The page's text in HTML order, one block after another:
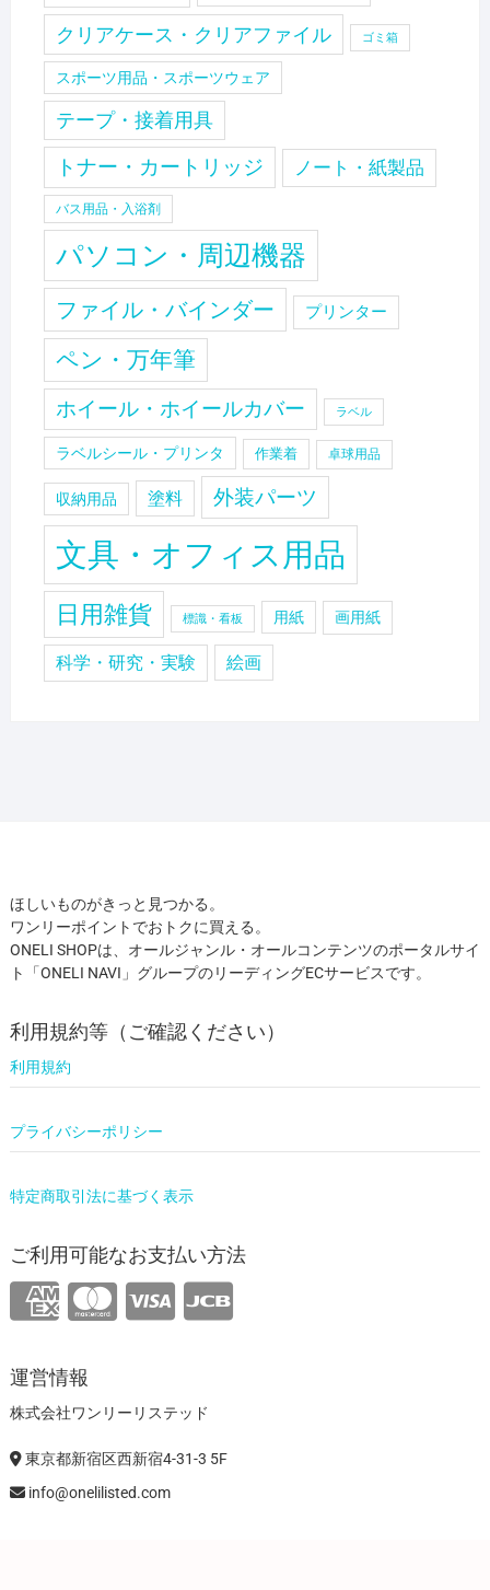
クリアケース・クリアファイル ゴミ箱
スポーツ用品・スポーツウェア
テープ・接着用具
トナー・カートリッジ ノート・紙製品
バス用品・入浴剤
パソコン・周辺機器
ファイル・バインダー プリンター
ペン・万年筆
ホイール・ホイールカバー ラベル
ラベルシール・プリンタ 作業着 卓球用品
収納用品 塗料 外装パーツ
文具・オフィス用品
日用雑貨 標識・看板 用紙 画用紙
科学・研究・実験 絵画
ほしいものがきっと見つかる。
ワンリーポイントでおトクに買える。
ONELI SHOPは、オールジャンル・オールコンテンツのポータルサイ
ト「ONELI NAVI」グループのリーディングECサービスです。
利用規約等（ご確認ください）
利用規約
プライバシーポリシー
特定商取引法に基づく表示
ご利用可能なお支払い方法
運営情報
株式会社ワンリーリステッド
東京都新宿区西新宿4-31-3 5F
info@onelilisted.com